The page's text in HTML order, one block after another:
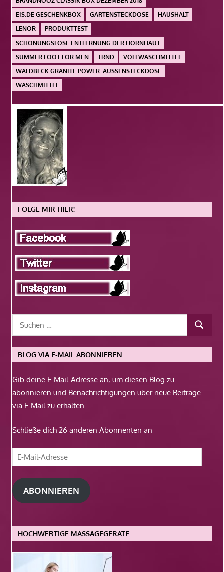
EIS.DE GESCHENKBOX
GARTENSTECKDOSE
HAUSHALT
LENOR
PRODUKTTEST
SCHONUNGSLOSE ENTFERNUNG DER HORNHAUT
SUMMER FOOT FOR MEN
TRND
VOLLWASCHMITTEL
WALDBECK GRANITE POWER. AUSSENSTECKDOSE
WASCHMITTEL
FOLGE MIR HIER!
BLOG VIA E-MAIL ABONNIEREN
Gib deine E-Mail-Adresse an, um diesen Blog zu
abonnieren und Benachrichtigungen über neue Beiträge
via E-Mail zu erhalten.
Schließe dich 26 anderen Abonnenten an
E-
Mail-
Adresse
ABONNIEREN
HOCHWERTIGE MASSAGEGERÄTE